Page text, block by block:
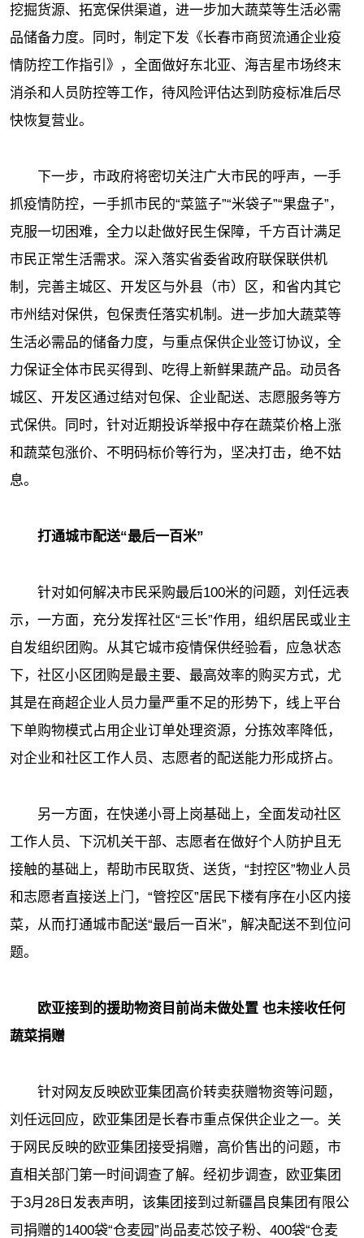
挖掘货源、拓宽保供渠道，进一步加大蔬菜等生活必需
品储备力度。同时，制定下发《长春市商贸流通企业疫
情防控工作指引》，全面做好东北亚、海吉星市场终末
消杀和人员防控等工作，待风险评估达到防疫标准后尽
快恢复营业。
下一步，市政府将密切关注广大市民的呼声，一手
抓疫情防控，一手抓市民的“菜篮子”“米袋子”“果盘子”，
克服一切困难，全力以赴做好民生保障，千方百计满足
市民正常生活需求。深入落实省委省政府联保联供机
制，完善主城区、开发区与外县（市）区，和省内其它
市州结对保供，包保责任落实机制。进一步加大蔬菜等
生活必需品的储备力度，与重点保供企业签订协议，全
力保证全体市民买得到、吃得上新鲜果蔬产品。动员各
城区、开发区通过结对包保、企业配送、志愿服务等方
式保供。同时，针对近期投诉举报中存在蔬菜价格上涨
和蔬菜包涨价、不明码标价等行为，坚决打击，绝不姑
息。
打通城市配送“最后一百米”
针对如何解决市民采购最后100米的问题，刘任远表
示，一方面，充分发挥社区“三长”作用，组织居民或业主
自发组织团购。从其它城市疫情保供经验看，应急状态
下，社区小区团购是最主要、最高效率的购买方式，尤
其是在商超企业人员力量严重不足的形势下，线上平台
下单购物模式占用企业订单处理资源，分拣效率降低，
对企业和社区工作人员、志愿者的配送能力形成挤占。
另一方面，在快递小哥上岗基础上，全面发动社区
工作人员、下沉机关干部、志愿者在做好个人防护且无
接触的基础上，帮助市民取货、送货，“封控区”物业人员
和志愿者直接送上门，“管控区”居民下楼有序在小区内接
菜，从而打通城市配送“最后一百米”，解决配送不到位问
题。
欧亚接到的援助物资目前尚未做处置 也未接收任何
蔬菜捐赠
针对网友反映欧亚集团高价转卖获赠物资等问题，
刘任远回应，欧亚集团是长春市重点保供企业之一。关
于网民反映的欧亚集团接受捐赠，高价售出的问题，市
直相关部门第一时间调查了解。经初步调查，欧亚集团
于3月28日发表声明，该集团接到过新疆昌良集团有限公
司捐赠的1400袋“仓麦园”尚品麦芯饺子粉、400袋“仓麦